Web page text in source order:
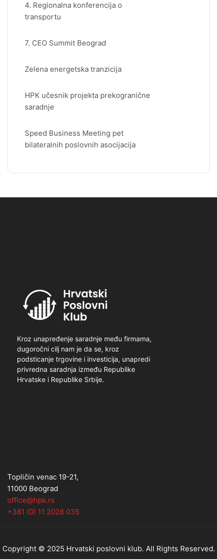
4. Regionalna konferencija o
transportu
7. CEO Summit Beograd
Zelena energetska tranzicija
HPK učesnik projekta prekogranične
saradnje
Speed Business Meeting pet
bilateralnih poslovnih asocijacija
Kroz unapređenje saradnje među firmama,
dugoročni cilj nam je da se, kroz
podsticanje trgovine i investicija, unapredi
privredna saradnja između Republike
Hrvatske i Republike Srbije.
Topličin venac 19-21,
11000 Beograd
office@hpk.rs
+381 (0) 11 2028 035
Copyright © 2025 Hrvatski poslovni klub. All Rights Reserved.